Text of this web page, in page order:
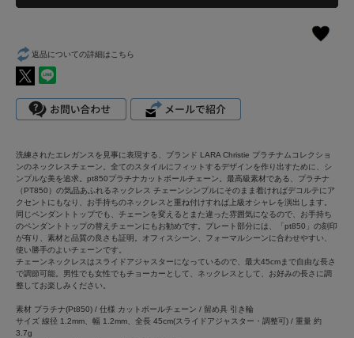
返品についての詳細はこちら
洗練されたエレガンスを見事に表現する、ブランド LARA Christie プラチナムコレクショ
ンのネックレスチェーン。全てのスタイルにフィットするデザインを作り出すために、シ
ンプルな美を追求。pt850プラチナカットボールチェーン。最高級素材である、プラチナ
（PT850）の気品あふれるネックレス チェーンシンプルにそのまま着ければデコルテにア
クセントにもなり、お手持ちのネックレスと重ね付けすれば上級オシャレを演出します。
同じペンダントトップでも、チェーンを変えるとまた違った雰囲気になるので、お手持ち
のペンダントトップの替えチェーンにもお勧めです。プレート部分には、「pt850」の刻印
が有り、素材と品質の良さも証明。オフィスシーン、フォーマルシーンに合わせやすい、
使い勝手のよいチェーンです。
チェーンネックレスはスライドアジャスターになっているので、最大45cmまで自由な長さ
で調節可能。男性でも女性でもチョーカーとして、ネックレスとして、お好みの長さに調
整してお楽しみください。
素材 プラチナ(Pt850) / 仕様 カットボールチェーン / 留め具 引き輪
サイズ 線径 1.2mm、幅 1.2mm、全長 45cm(スライドアジャスター・調整可) / 重量 約
3.7g